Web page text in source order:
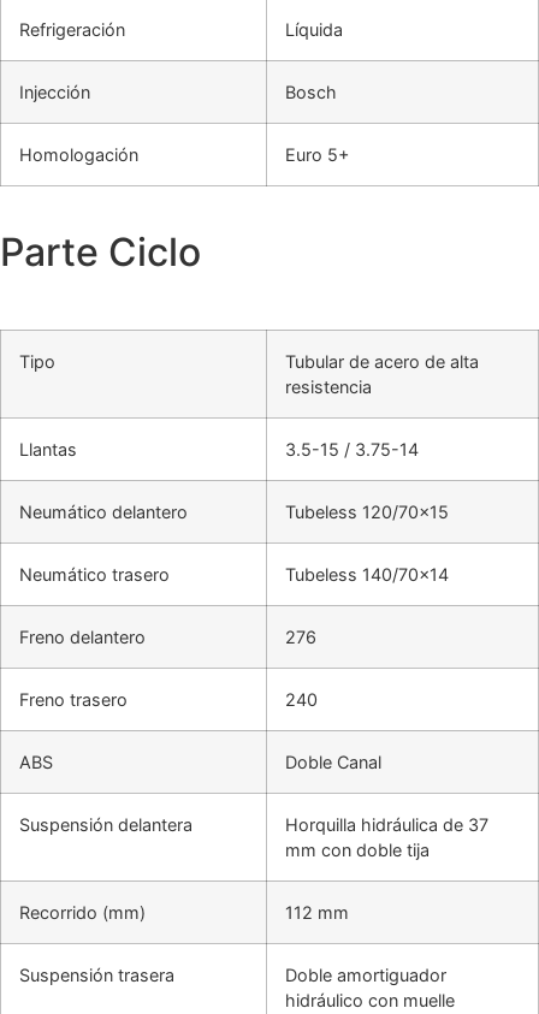
Refrigeración Líquida
Injección Bosch
Homologación Euro 5+
Parte Ciclo
Tipo
Tubular de acero de alta
resistencia
Llantas 3.5-15 / 3.75-14
Neumático delantero Tubeless 120/70×15
Neumático trasero Tubeless 140/70×14
Freno delantero 276
Freno trasero 240
ABS Doble Canal
Suspensión delantera
Horquilla hidráulica de 37
mm con doble tija
Recorrido (mm) 112 mm
Suspensión trasera
Doble amortiguador
hidráulico con muelle